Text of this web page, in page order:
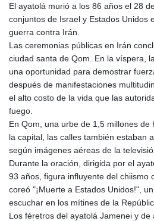
El ayatolá murió a los 86 años el 28
conjuntos de Israel y Estados Unidos
guerra contra Irán.
Las ceremonias públicas en Irán
ciudad santa de Qom. En la víspera,
una oportunidad para demostrar
después de manifestaciones
el alto costo de la vida que las
fuego.
En Qom, una urbe de 1,5 millones
la capital, las calles también estaban
según imágenes aéreas de la
Durante la oración, dirigida por el
93 años, figura influyente del chiismo
coreó "¡Muerte a Estados Unidos!",
escuchar en los mítines de la
Los féretros del ayatolá Jamenei y